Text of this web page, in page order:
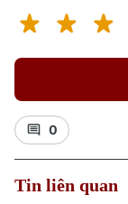
0
Tin liên quan